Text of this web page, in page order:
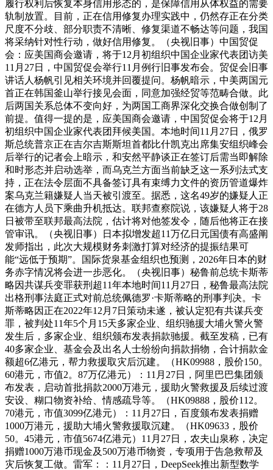
履行权利后恢复本身信用形态的，是保障信用从体权益的需要
轨制放置。目前，正在信用修复办理实践中，仍然存正在分类
尺度不分歧、部分职责不清晰、修复渠道不畅达等问题，我国
将采纳针对性行动，做好信用修复。（央视旧事）中国贸促
会：应美国商会邀请，将于12月初组织中国企业家代表团访美
11月27日，中国贸促会举行11月例行旧事发布会。贸促会旧事
讲话人杨帆引见相关环境并回覆提问。杨帆暗示，中美两国元
首正在韩国釜山举行接见会面，同意加强经贸等范畴合做。此
后两国关系总体不变向好，为两国工商界深化交换合做创制了
前提。值得一提的是，应美国商会邀请，中国贸促会将于12月
初组织中国企业家代表团拜候美国。本地时间11月27日，俄罗
斯总统普京正在吉尔吉斯斯坦首都比什凯克出席集安组织峰会
后举行的记者会上暗示，和安然平静谈正在签订后需当即解除
和时形态并启动选举，而乌克兰方面当前缺乏这一系列法式支
持，正在法令层面不具备签订具有束缚力文件的资历管道爆炸
案乌克兰籍嫌疑人当天被引渡至。据悉，这名49岁的嫌疑人正
在德方人员下乘曲升机抵达。联邦查察院说，该嫌疑人将于28
日被带至联邦最高法院，估计将对他签发令，随后他将正在接
管审讯。（央视旧事）日本拟增发超11万亿日元国债有高盛阐
发师指出，此次大规模财务刺激打算对经济的提振结果可
能“远低于预期”。国际货泉基金组织也预测，2026年日本的财
务赤字情况将会进一步恶化。（央视旧事）秘鲁前总统卡斯蒂
略因共谋兵变罪获刑超11年本地时间11月27日，秘鲁最高法院
出格刑事法庭正式对前总统佩德罗·卡斯蒂略的刑事判决。卡
斯蒂略因正在2022年12月7日策动未遂，被认定犯有共谋兵变
罪，被判处11年5个月15天多家企业、组织驰援大埔火警火警
发生后，多家企业、组织颁布发表捐款驰援。截至发稿，已有
40多家企业、基金会及出名人士纷纷向捐款捐物，合计捐款金
额超6亿港元，帮力救援取灾后沉建。（HK09988，股价150。
60港元，市值2。87万亿港元）：11月27日，阿里巴巴集团颁
布发表，启动首批捐款2000万港元，援助火警救援及后续过渡
安设、糊口物资补给、情感疏导等。（HK09888，股价112。
70港元，市值3099亿港元）：11月27日，百度颁布发表捐赠
1000万港元，援助大埔火警救援取沉建。（HK09633，股价
50。45港元，市值5674亿港元）11月27日，农夫山泉称，决定
捐赠1000万港币现金及500万港币物资，专项用于告急救帮及
灾后恢复工做。雷军：：11月27日，DeepSeek推出新型数学